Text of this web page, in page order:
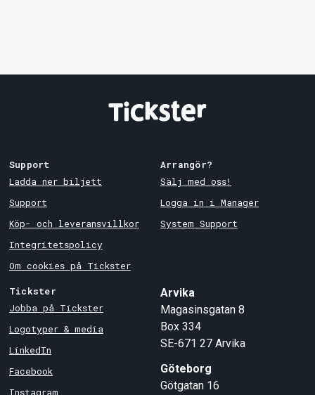
Support
Ladda ner biljett
Support
Köp- och leveransvillkor
Integritetspolicy
Om cookies på Tickster
Arrangör?
Sälj med oss!
Logga in i Manager
System Support
Tickster
Jobba på Tickster
Logotyper & media
LinkedIn
Facebook
Instagram
Arvika
Magasinsgatan 8
Box 334
SE-671 27 Arvika
Göteborg
Götgatan 16